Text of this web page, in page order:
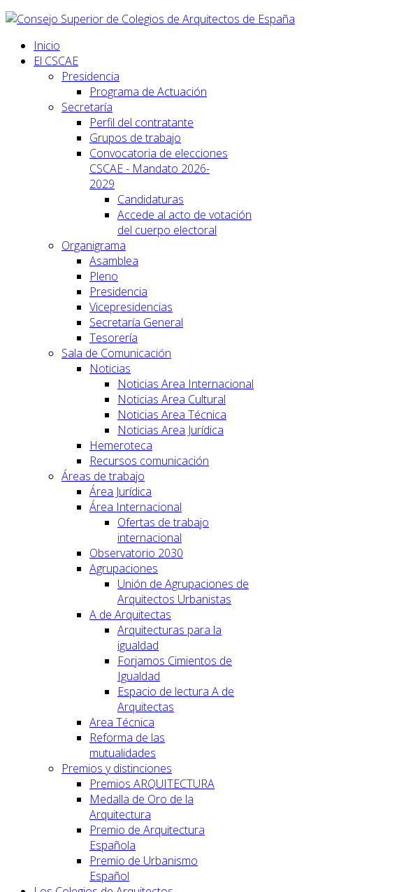
Inicio
El CSCAE
Presidencia
Programa de Actuación
Secretaría
Perfil del contratante
Grupos de trabajo
Convocatoria de elecciones
CSCAE - Mandato 2026-
2029
Candidaturas
Accede al acto de votación
del cuerpo electoral
Organigrama
Asamblea
Pleno
Presidencia
Vicepresidencias
Secretaría General
Tesorería
Sala de Comunicación
Noticias
Noticias Area Internacional
Noticias Area Cultural
Noticias Area Técnica
Noticias Area Jurídica
Hemeroteca
Recursos comunicación
Áreas de trabajo
Área Jurídica
Área Internacional
Ofertas de trabajo
internacional
Observatorio 2030
Agrupaciones
Unión de Agrupaciones de
Arquitectos Urbanistas
A de Arquitectas
Arquitecturas para la
igualdad
Forjamos Cimientos de
Igualdad
Espacio de lectura A de
Arquitectas
Area Técnica
Reforma de las
mutualidades
Premios y distinciones
Premios ARQUITECTURA
Medalla de Oro de la
Arquitectura
Premio de Arquitectura
Española
Premio de Urbanismo
Español